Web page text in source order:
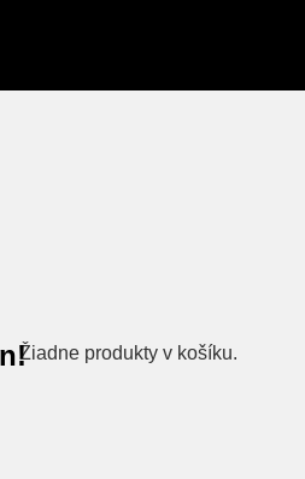
Žiadne produkty v košíku.